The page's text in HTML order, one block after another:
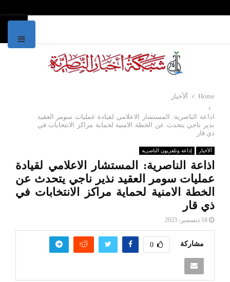
Home ألأخبار
اذاعة الناصرية: المستشار الاعلامي لقيادة عمليات سومر العقيد
نذير ناجي يتحدث عن الخطة الامنية لحماية مراكز الانتخابات في
ذي قار
ألأخبار إذاعة وتلفزيون الناصرية
اذاعة الناصرية: المستشار الاعلامي لقيادة
عمليات سومر العقيد نذير ناجي يتحدث عن
الخطة الامنية لحماية مراكز الانتخابات في
ذي قار
18 ديسمبر، 2023
مشاركة 0